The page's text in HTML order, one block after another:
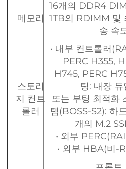
메모리
16개의 DDR4
1TB의 RDIMM 및
송 속
스토리
지 컨트
롤러
• 내부 컨트롤러
PERC H355,
H745, PERC
팅: 내장
또는 부팅 최적화
템(BOSS-S2): 하
개의 M.2
• 외부
• 외부 HBA(비-